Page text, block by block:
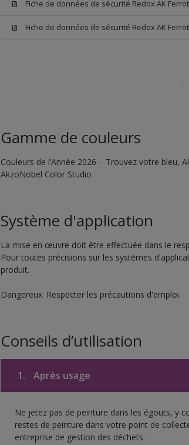
Fiche de données de sécurité Redox AK
Fiche de données de sécurité Redox AK
Gamme de couleurs
Couleurs de l’Année 2026 – Trouvez votre bleu,
AkzoNobel Color Studio
Système d'application
La mise en œuvre doit être effectuée dans le
Pour toutes précisions sur les systèmes
produit.
Dangereux. Respecter les précautions d'emploi.
Conseils d’utilisation
1. Après usage
Ne jetez pas de peinture dans les égouts, y
restes de peinture dans votre point de
entreprise de gestion des déchets.